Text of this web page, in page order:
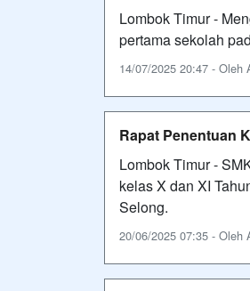
Lombok Timur -
pertama sekolah
14/07/2025 20:47 - Oleh
Rapat Penentuan
Lombok Timur -
kelas X dan XI
Selong.
20/06/2025 07:35 - Oleh